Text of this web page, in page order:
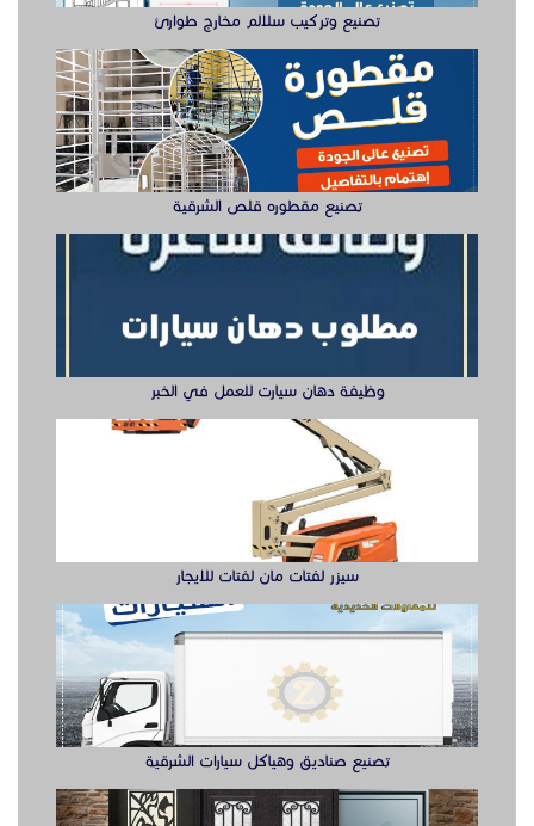
تصنيع وتركيب سلالم مخارج طوارئ
تصنيع مقطوره قلص الشرقية
وظيفة دهان سيارت للعمل في الخبر
سيزر لفتات مان لفتات للايجار
تصنيع صناديق وهياكل سيارات الشرقية